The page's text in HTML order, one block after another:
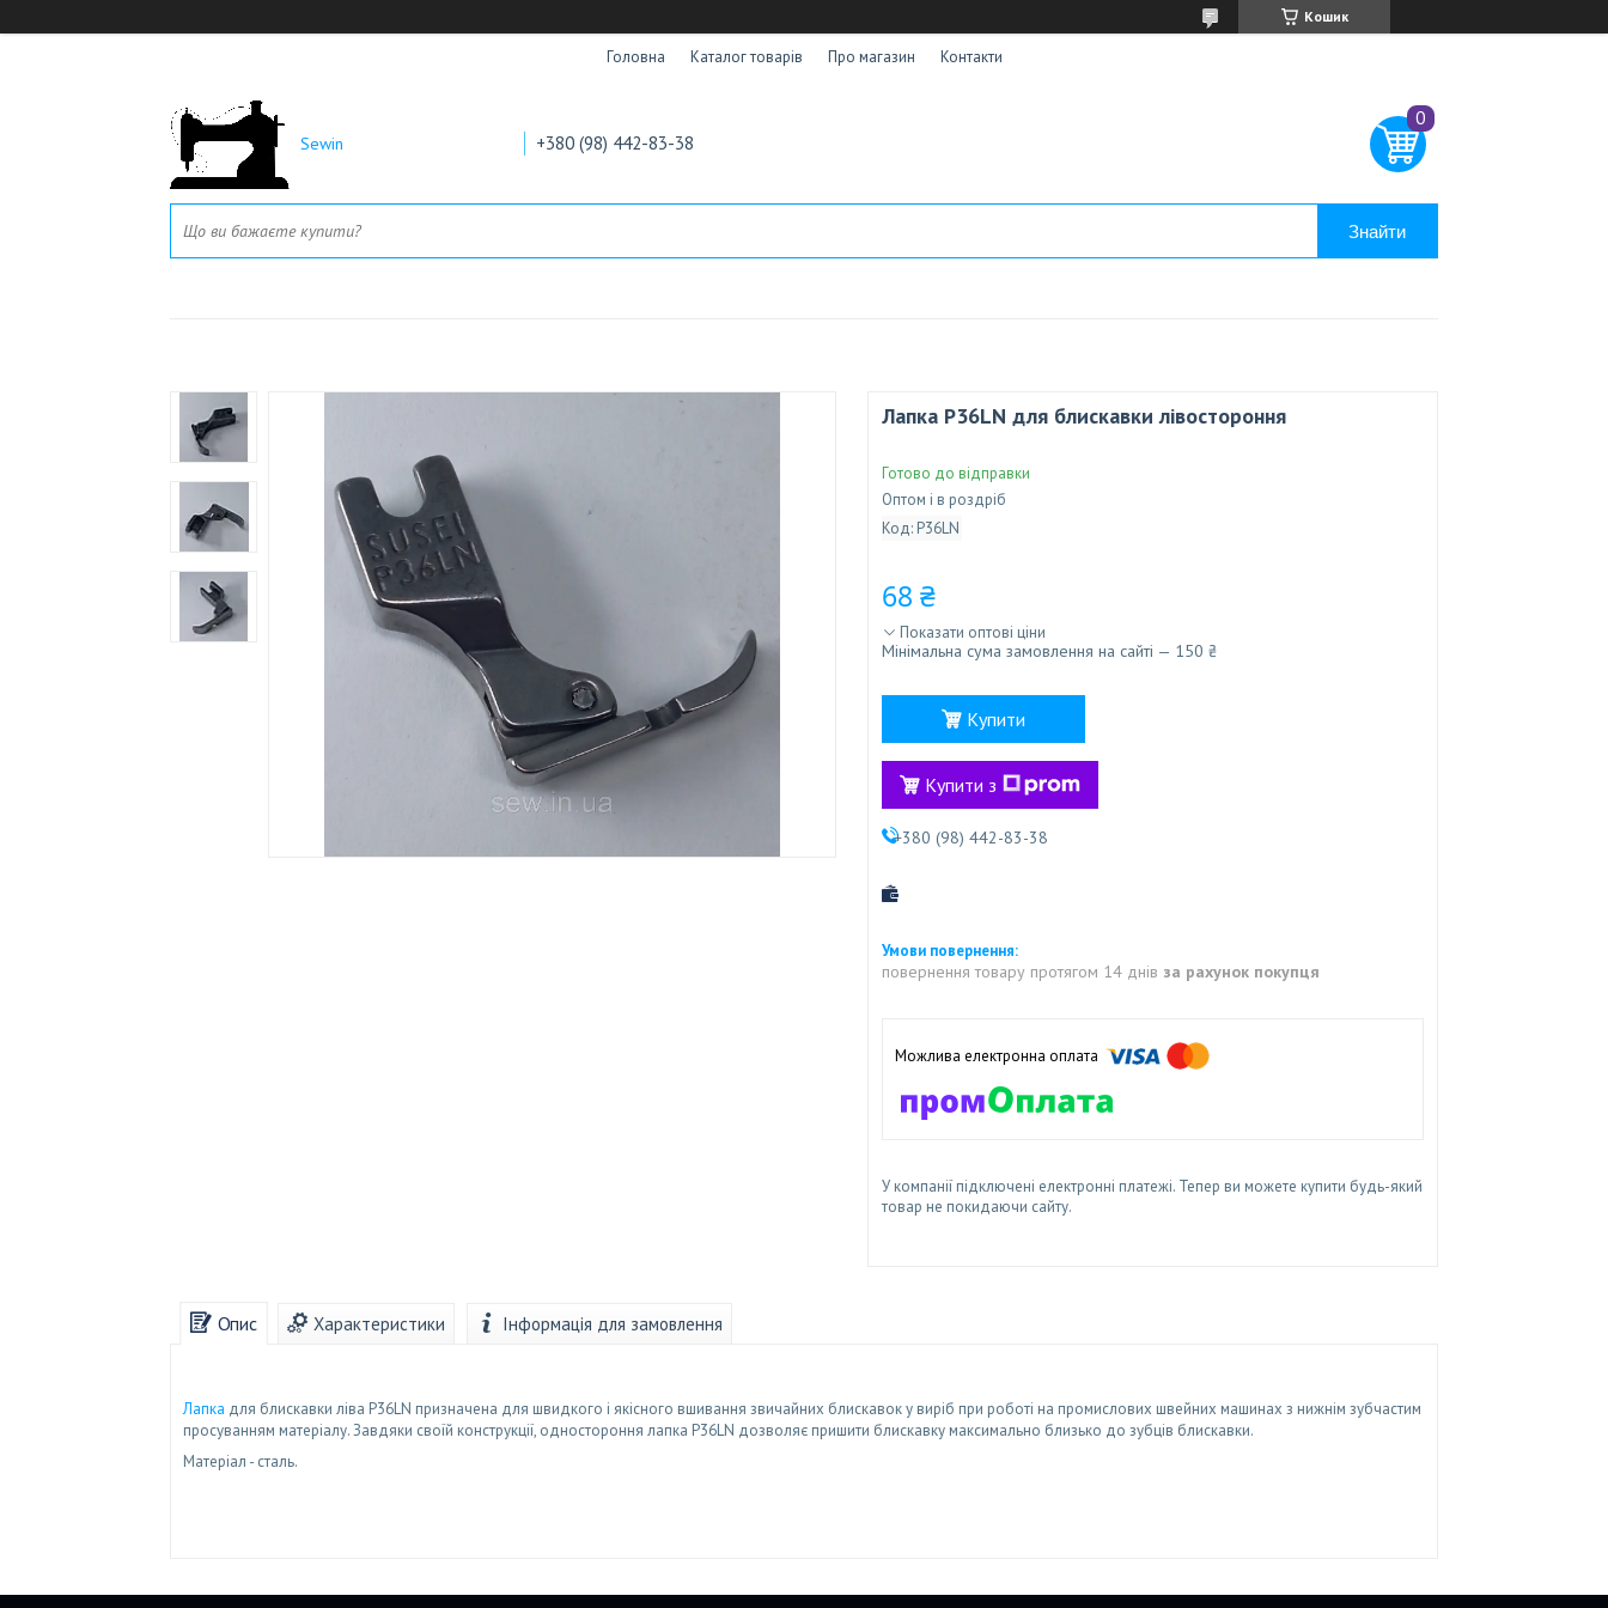
Кошик
Головна Каталог товарів Про магазин Контакти
Sewin +380 (98) 442-83-38
Знайти
Лапка Р36LN для блискавки лівостороння
Готово до відправки
Оптом і в роздріб
Код: Р36LN
68 ₴
Показати оптові ціни
Мінімальна сума замовлення на сайті — 150 ₴
Купити
Купити з
+380 (98) 442-83-38
повернення товару протягом 14 днів за рахунок покупця
У компанії підключені електронні платежі. Тепер ви можете купити будь-який
товар не покидаючи сайту.
Опис Характеристики Інформація для замовлення
Лапка для блискавки ліва P36LN призначена для швидкого і якісного вшивання звичайних блискавок у виріб при роботі на промислових швейних машинах з нижнім зубчастим
просуванням матеріалу. Завдяки своїй конструкції, одностороння лапка P36LN дозволяє пришити блискавку максимально близько до зубців блискавки.
Матеріал - сталь.